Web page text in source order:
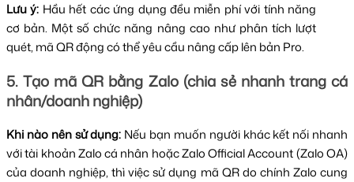
Lưu ý: Hầu hết các ứng dụng đều miễn phí với tính năng
cơ bản. Một số chức năng nâng cao như phân tích lượt
quét, mã QR động có thể yêu cầu nâng cấp lên bản Pro.
5. Tạo mã QR bằng Zalo (chia sẻ nhanh trang cá
nhân/doanh nghiệp)
Khi nào nên sử dụng: Nếu bạn muốn người khác kết nối nhanh
với tài khoản Zalo cá nhân hoặc Zalo Official Account (Zalo OA)
của doanh nghiệp, thì việc sử dụng mã QR do chính Zalo cung